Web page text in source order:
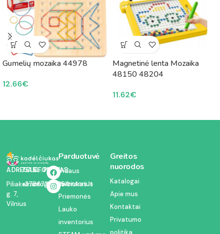
Gumelių mozaika 44978
12.66€
Magnetinė lenta Mozaika
48150 48204
11.62€
ADRESAS:
Piliakalnio
g. 7,
Vilnius
TELEFONAS:
+37067350054
EL. PAŠTAS:
info@kodelciukas.lt
Parduotuvė
Vidaus
inventorius
Priemonės
Lauko
inventorius
Greitos
nuorodos
Katalogai
Apie mus
Kontaktai
Privatumo
politika